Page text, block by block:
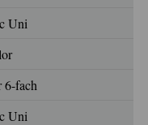
Uni
6-fach
Uni